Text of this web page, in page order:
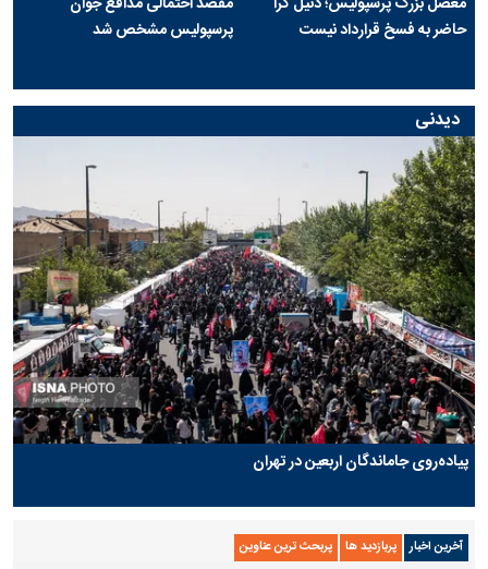
حاضر به فسخ قرارداد نیست
پرسپولیس مشخص شد
دیدنی
پیاده‌روی جاماندگان اربعین در تهران
آخرین اخبار پربازدید ها پربحث ترین عناوین